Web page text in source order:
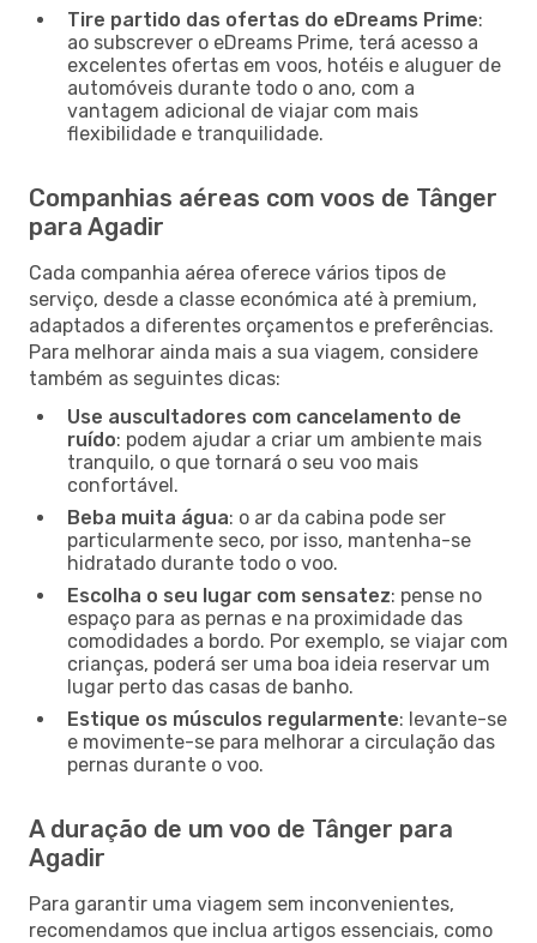
Tire partido das ofertas do eDreams Prime:
ao subscrever o eDreams Prime, terá acesso a
excelentes ofertas em voos, hotéis e aluguer de
automóveis durante todo o ano, com a
vantagem adicional de viajar com mais
flexibilidade e tranquilidade.
Companhias aéreas com voos de Tânger
para Agadir
Cada companhia aérea oferece vários tipos de
serviço, desde a classe económica até à premium,
adaptados a diferentes orçamentos e preferências.
Para melhorar ainda mais a sua viagem, considere
também as seguintes dicas:
Use auscultadores com cancelamento de
ruído: podem ajudar a criar um ambiente mais
tranquilo, o que tornará o seu voo mais
confortável.
Beba muita água: o ar da cabina pode ser
particularmente seco, por isso, mantenha-se
hidratado durante todo o voo.
Escolha o seu lugar com sensatez: pense no
espaço para as pernas e na proximidade das
comodidades a bordo. Por exemplo, se viajar com
crianças, poderá ser uma boa ideia reservar um
lugar perto das casas de banho.
Estique os músculos regularmente: levante-se
e movimente-se para melhorar a circulação das
pernas durante o voo.
A duração de um voo de Tânger para
Agadir
Para garantir uma viagem sem inconvenientes,
recomendamos que inclua artigos essenciais, como